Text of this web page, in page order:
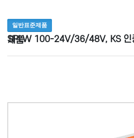
일반표준제품
SPLW 100-24V/36/48V, KS 인증 제품, 일반표준안 제품